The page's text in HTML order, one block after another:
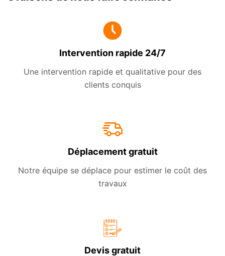
Intervention rapide 24/7
Une intervention rapide et qualitative pour des
clients conquis
Déplacement gratuit
Notre équipe se déplace pour estimer le coût des
travaux
Devis gratuit